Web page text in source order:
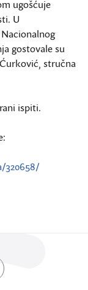
ugošćuje
U
gostovale su
stručna
ispiti.